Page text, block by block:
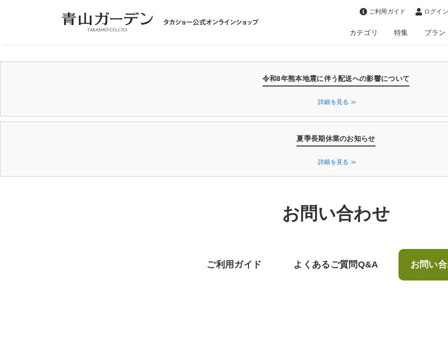
ご利用ガイド ログイ
カテゴリ 特集 ブラン
令和8年熊本地震に伴う配送への影響について
詳細を見る ≫
夏季長期休業のお知らせ
詳細を見る ≫
お問い合わせ
ご利用ガイド よくあるご質問Q&A お問い